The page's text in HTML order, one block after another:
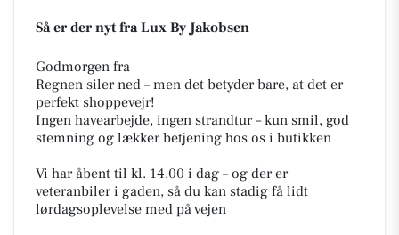
Så er der nyt fra Lux By Jakobsen
Godmorgen fra ️
Regnen siler ned – men det betyder bare, at det er
perfekt shoppevejr!
Ingen havearbejde, ingen strandtur – kun smil, god
stemning og lækker betjening hos os i butikken
Vi har åbent til kl. 14.00 i dag – og der er
veteranbiler i gaden, så du kan stadig få lidt
lørdagsoplevelse med på vejen